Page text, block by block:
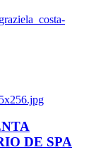
DE SPA